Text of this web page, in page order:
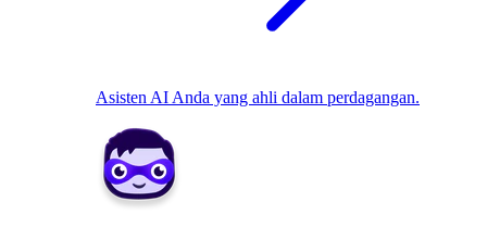
Asisten AI Anda yang ahli dalam perdagangan.